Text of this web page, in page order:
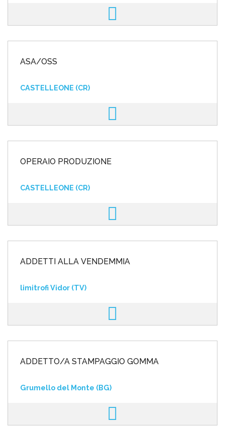
ASA/OSS
CASTELLEONE (CR)
OPERAIO PRODUZIONE
CASTELLEONE (CR)
ADDETTI ALLA VENDEMMIA
limitrofi Vidor (TV)
ADDETTO/A STAMPAGGIO GOMMA
Grumello del Monte (BG)